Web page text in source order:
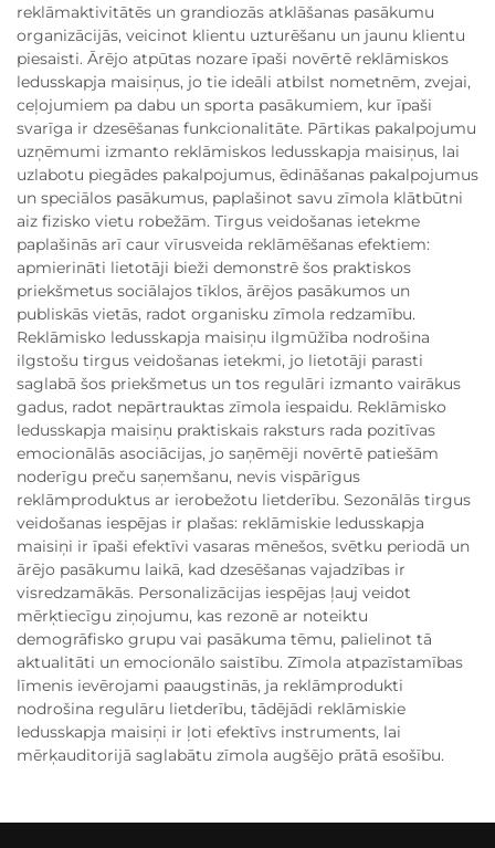
reklāmaktivitātēs un grandiozās atklāšanas pasākumu
organizācijās, veicinot klientu uzturēšanu un jaunu klientu
piesaisti. Ārējo atpūtas nozare īpaši novērtē reklāmiskos
ledusskapja maisiņus, jo tie ideāli atbilst nometnēm, zvejai,
ceļojumiem pa dabu un sporta pasākumiem, kur īpaši
svarīga ir dzesēšanas funkcionalitāte. Pārtikas pakalpojumu
uzņēmumi izmanto reklāmiskos ledusskapja maisiņus, lai
uzlabotu piegādes pakalpojumus, ēdināšanas pakalpojumus
un speciālos pasākumus, paplašinot savu zīmola klātbūtni
aiz fizisko vietu robežām. Tirgus veidošanas ietekme
paplašinās arī caur vīrusveida reklāmēšanas efektiem:
apmierināti lietotāji bieži demonstrē šos praktiskos
priekšmetus sociālajos tīklos, ārējos pasākumos un
publiskās vietās, radot organisku zīmola redzamību.
Reklāmisko ledusskapja maisiņu ilgmūžība nodrošina
ilgstošu tirgus veidošanas ietekmi, jo lietotāji parasti
saglabā šos priekšmetus un tos regulāri izmanto vairākus
gadus, radot nepārtrauktas zīmola iespaidu. Reklāmisko
ledusskapja maisiņu praktiskais raksturs rada pozitīvas
emocionālās asociācijas, jo saņēmēji novērtē patiešām
noderīgu preču saņemšanu, nevis vispārīgus
reklāmproduktus ar ierobežotu lietderību. Sezonālās tirgus
veidošanas iespējas ir plašas: reklāmiskie ledusskapja
maisiņi ir īpaši efektīvi vasaras mēnešos, svētku periodā un
ārējo pasākumu laikā, kad dzesēšanas vajadzības ir
visredzamākās. Personalizācijas iespējas ļauj veidot
mērķtiecīgu ziņojumu, kas rezonē ar noteiktu
demogrāfisko grupu vai pasākuma tēmu, palielinot tā
aktualitāti un emocionālo saistību. Zīmola atpazīstamības
līmenis ievērojami paaugstinās, ja reklāmprodukti
nodrošina regulāru lietderību, tādējādi reklāmiskie
ledusskapja maisiņi ir ļoti efektīvs instruments, lai
mērķauditorijā saglabātu zīmola augšējo prātā esošību.